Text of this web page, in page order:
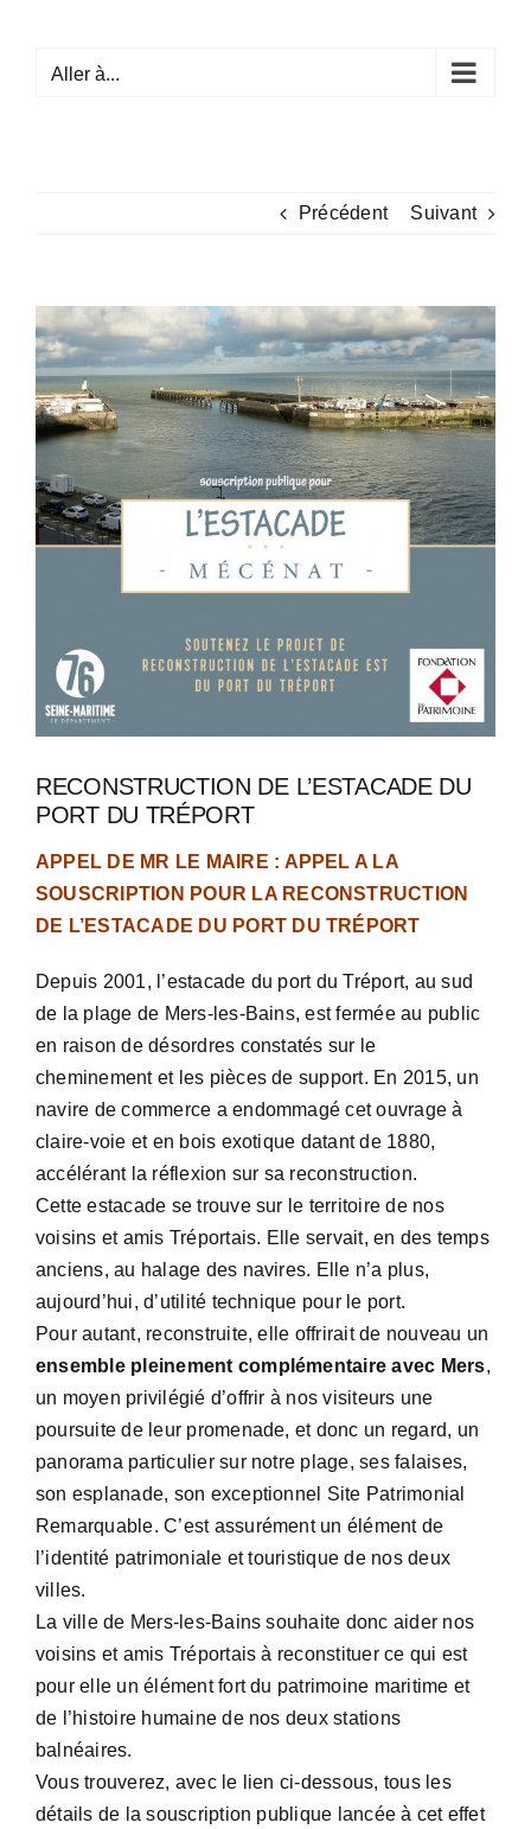
contenuAller à...
Précédent Suivant
Voir
l'image
agrandie
RECONSTRUCTION DE L’ESTACADE DU
PORT DU TRÉPORT
APPEL DE MR LE MAIRE : APPEL A LA
SOUSCRIPTION POUR LA RECONSTRUCTION
DE L’ESTACADE DU PORT DU TRÉPORT
Depuis 2001, l’estacade du port du Tréport, au sud
de la plage de Mers-les-Bains, est fermée au public
en raison de désordres constatés sur le
cheminement et les pièces de support. En 2015, un
navire de commerce a endommagé cet ouvrage à
claire-voie et en bois exotique datant de 1880,
accélérant la réflexion sur sa reconstruction.
Cette estacade se trouve sur le territoire de nos
voisins et amis Tréportais. Elle servait, en des temps
anciens, au halage des navires. Elle n’a plus,
aujourd’hui, d’utilité technique pour le port.
Pour autant, reconstruite, elle offrirait de nouveau un
ensemble pleinement complémentaire avec Mers,
un moyen privilégié d’offrir à nos visiteurs une
poursuite de leur promenade, et donc un regard, un
panorama particulier sur notre plage, ses falaises,
son esplanade, son exceptionnel Site Patrimonial
Remarquable. C’est assurément un élément de
l’identité patrimoniale et touristique de nos deux
villes.
La ville de Mers-les-Bains souhaite donc aider nos
voisins et amis Tréportais à reconstituer ce qui est
pour elle un élément fort du patrimoine maritime et
de l’histoire humaine de nos deux stations
balnéaires.
Vous trouverez, avec le lien ci-dessous, tous les
détails de la souscription publique lancée à cet effet